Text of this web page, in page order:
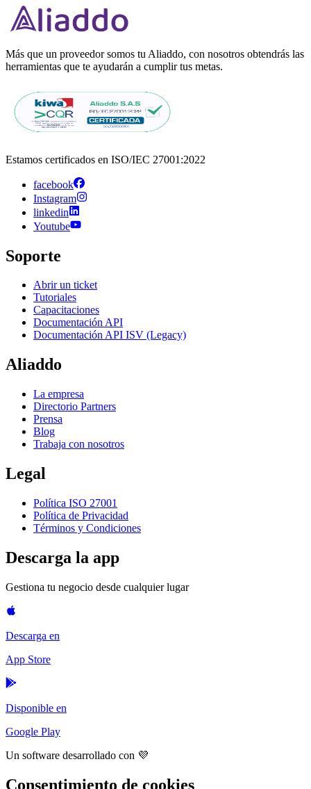
Más que un proveedor somos tu Aliaddo, con nosotros obtendrás las
herramientas que te ayudarán a cumplir tus metas.
Estamos certificados en ISO/IEC 27001:2022
facebook
Instagram
linkedin
Youtube
Soporte
Abrir un ticket
Tutoriales
Capacitaciones
Documentación API
Documentación API ISV (Legacy)
Aliaddo
La empresa
Directorio Partners
Prensa
Blog
Trabaja con nosotros
Legal
Política ISO 27001
Política de Privacidad
Términos y Condiciones
Descarga la app
Gestiona tu negocio desde cualquier lugar
Descarga en
App Store
Disponible en
Google Play
Un software desarrollado con 💜
Consentimiento de cookies